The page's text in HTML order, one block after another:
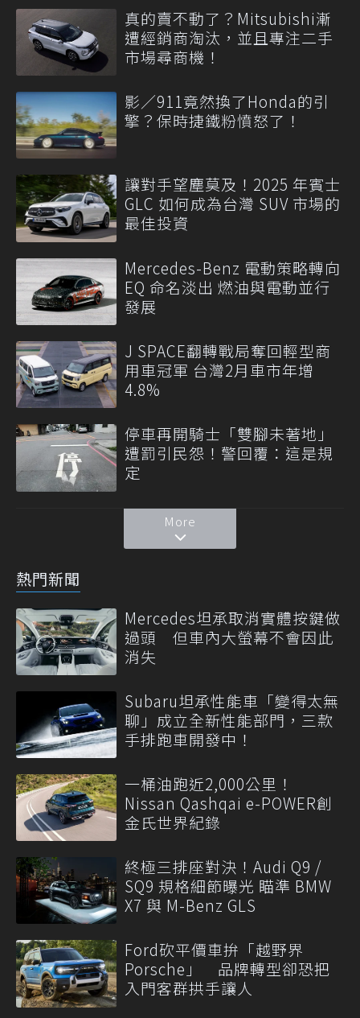
真的賣不動了？Mitsubishi漸
遭經銷商淘汰，並且專注二手
市場尋商機！
影／911竟然換了Honda的引
擎？保時捷鐵粉憤怒了！
讓對手望塵莫及！2025 年賓士
GLC 如何成為台灣 SUV 市場的
最佳投資
Mercedes-Benz 電動策略轉向
EQ 命名淡出 燃油與電動並行
發展
J SPACE翻轉戰局奪回輕型商
用車冠軍 台灣2月車市年增
4.8%
停車再開騎士「雙腳未著地」
遭罰引民怨！警回覆：這是規
定
More
熱門新聞
Mercedes坦承取消實體按鍵做
過頭 但車內大螢幕不會因此
消失
Subaru坦承性能車「變得太無
聊」成立全新性能部門，三款
手排跑車開發中！
一桶油跑近2,000公里！
Nissan Qashqai e-POWER創
金氏世界紀錄
終極三排座對決！Audi Q9 /
SQ9 規格細節曝光 瞄準 BMW
X7 與 M-Benz GLS
Ford砍平價車拚「越野界
Porsche」 品牌轉型卻恐把
入門客群拱手讓人